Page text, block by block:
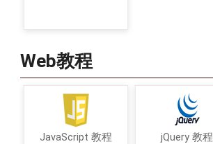
Web教程
JavaScript 教程 jQuery 教程